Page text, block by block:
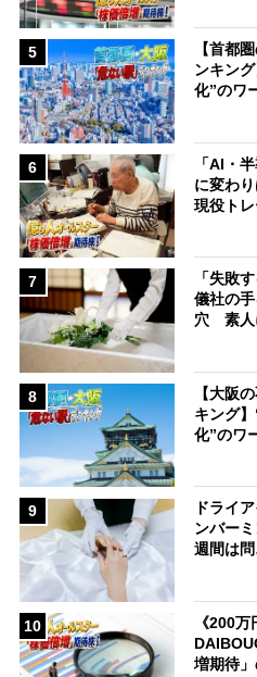
5
【首都
ンキン
化”のワ
6
「AI・
に変わ
現役ト
7
「失敗
儀社の
穴 素
8
【大阪
キング
化”のワ
9
ドライ
ンバー
週間は
10
《200
増期待